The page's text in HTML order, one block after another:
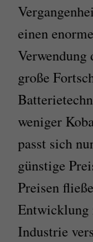
einen
Verwendung
große
weniger
passt sich
günstige
Preisen
Entwicklung
Industrie